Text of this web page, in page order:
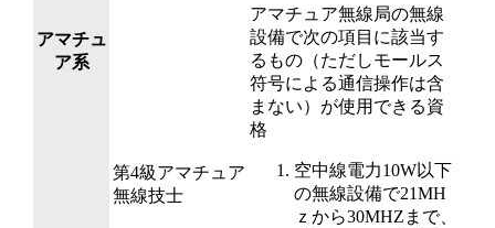
アマチュ
ア系
第4級アマチュア
無線技士
アマチュア無線局の無線
設備で次の項目に該当す
るもの（ただしモールス
符号による通信操作は含
まない）が使用できる資
格
空中線電力10W以下
の無線設備で21MH
ｚから30MHZまで、